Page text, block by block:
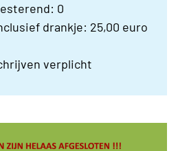
0
drankje: 25,00 euro
verplicht